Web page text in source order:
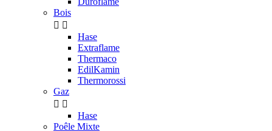
Bois
 
Hase
Extraflame
Thermaco
EdilKamin
Thermorossi
Gaz
 
Hase
Poêle Mixte